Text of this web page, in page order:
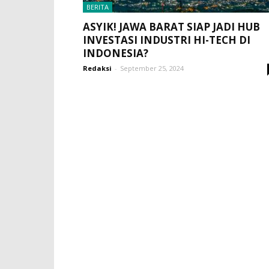
BERITA
ASYIK! JAWA BARAT SIAP JADI HUB
INVESTASI INDUSTRI HI-TECH DI
INDONESIA?
Redaksi - September 25, 2024